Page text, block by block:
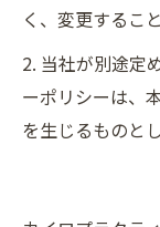
く、変更するこ
2. 当社が別途定
ーポリシーは、
を生じるものとし